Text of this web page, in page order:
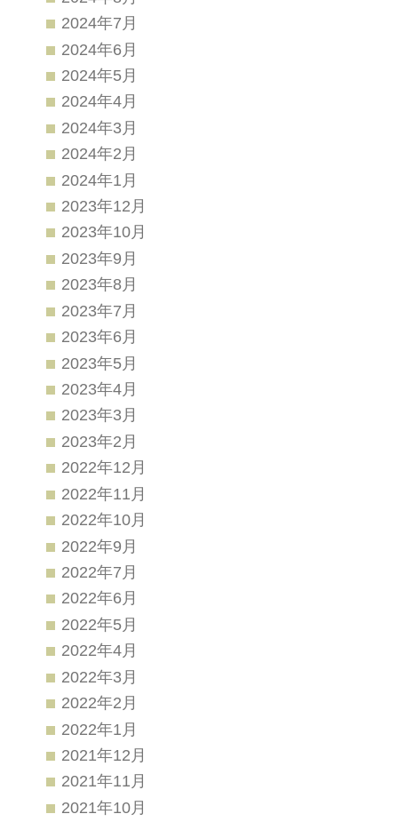
2024年7月
2024年6月
2024年5月
2024年4月
2024年3月
2024年2月
2024年1月
2023年12月
2023年10月
2023年9月
2023年8月
2023年7月
2023年6月
2023年5月
2023年4月
2023年3月
2023年2月
2022年12月
2022年11月
2022年10月
2022年9月
2022年7月
2022年6月
2022年5月
2022年4月
2022年3月
2022年2月
2022年1月
2021年12月
2021年11月
2021年10月